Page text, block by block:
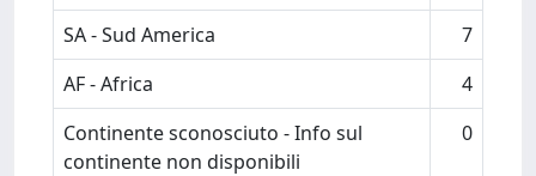
SA - Sud America
7
AF - Africa
4
Continente sconosciuto - Info sul
continente non disponibili
0